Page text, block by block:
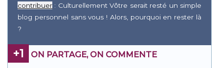
contribuer : Culturellement Vôtre serait resté un simple
blog personnel sans vous ! Alors, pourquoi en rester là
?
+1 ON PARTAGE, ON COMMENTE